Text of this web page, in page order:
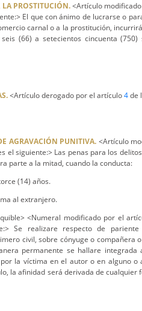
PROSTITUCIÓN.<Artículo
El que con ánimo de lucrarse o
carnal o a la prostitución,
(66) a setecientos cincuenta (750)
<Artículo derogado por el artículo4de
AGRAVACIÓN PUNITIVA. <Artículo
el siguiente:> Las penas para los
parte a la mitad, cuando la conducta:
(14) años.
al extranjero.
<Numeral modificado por el
Se realizare respecto de
civil, sobre cónyuge o compañera
permanente se hallare integrada
la víctima en el autor o en alguno o
la afinidad será derivada de cualquier